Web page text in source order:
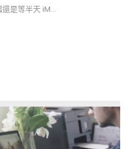
是等半天 iM…